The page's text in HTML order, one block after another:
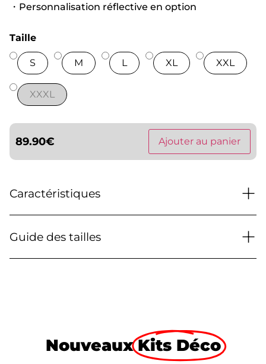
・Personnalisation réflective en option
Taille
S M L XL XXL
XXXL
89.90€ Ajouter au panier
Caractéristiques +
Guide des tailles +
Nouveaux Kits Déco